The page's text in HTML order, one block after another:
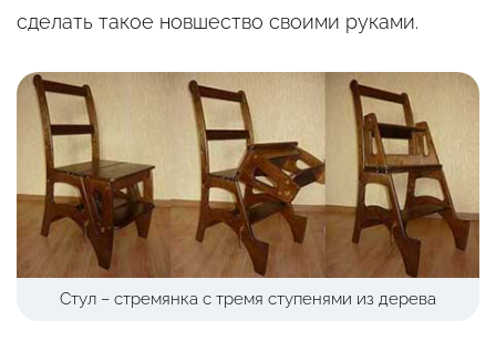
сделать такое новшество своими руками.
Стул – стремянка с тремя ступенями из дерева